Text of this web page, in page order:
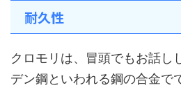
耐久性
クロモリは、冒頭でもお話し
デン鋼といわれる鋼の合金で